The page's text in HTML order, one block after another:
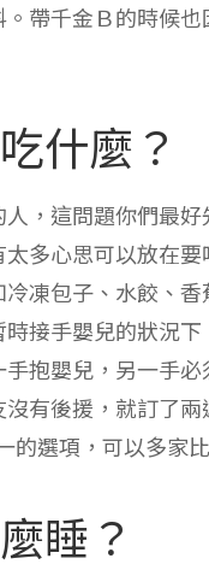
帶千金Ｂ的時候
什麼？
，這問題你們最
多心思可以放在要
凍包子、水餃、
接手嬰兒的狀況
抱嬰兒，另一手必
有後援，就訂了
的選項，可以多家
睡？